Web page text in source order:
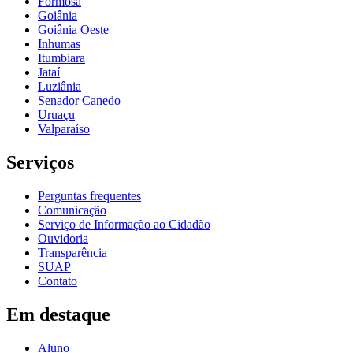
Goiânia
Goiânia Oeste
Inhumas
Itumbiara
Jataí
Luziânia
Senador Canedo
Uruaçu
Valparaíso
Serviços
Perguntas frequentes
Comunicação
Serviço de Informação ao Cidadão
Ouvidoria
Transparência
SUAP
Contato
Em destaque
Aluno